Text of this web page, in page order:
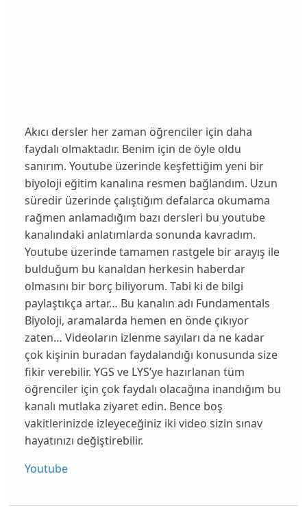
Akıcı dersler her zaman öğrenciler için daha
faydalı olmaktadır. Benim için de öyle oldu
sanırım. Youtube üzerinde keşfettiğim yeni bir
biyoloji eğitim kanalına resmen bağlandım. Uzun
süredir üzerinde çalıştığım defalarca okumama
rağmen anlamadığım bazı dersleri bu youtube
kanalındaki anlatımlarda sonunda kavradım.
Youtube üzerinde tamamen rastgele bir arayış ile
bulduğum bu kanaldan herkesin haberdar
olmasını bir borç biliyorum. Tabi ki de bilgi
paylaştıkça artar… Bu kanalın adı Fundamentals
Biyoloji, aramalarda hemen en önde çıkıyor
zaten… Videoların izlenme sayıları da ne kadar
çok kişinin buradan faydalandığı konusunda size
fikir verebilir. YGS ve LYS’ye hazırlanan tüm
öğrenciler için çok faydalı olacağına inandığım bu
kanalı mutlaka ziyaret edin. Bence boş
vakitlerinizde izleyeceğiniz iki video sizin sınav
hayatınızı değiştirebilir.
Youtube